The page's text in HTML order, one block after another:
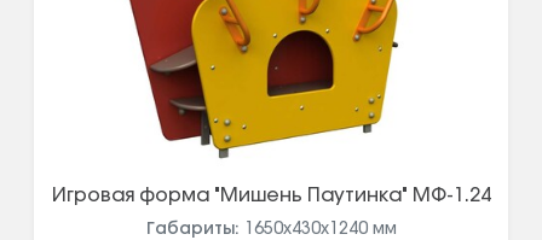
Игровая форма "Мишень Паутинка" МФ-1.24
Габариты: 1650х430х1240 мм